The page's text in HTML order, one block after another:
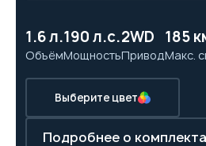
1.6 л.
Объём
190 л.с.
Мощность
2WD
Привод
185
Макс.
Выберите цвет
Подробнее о